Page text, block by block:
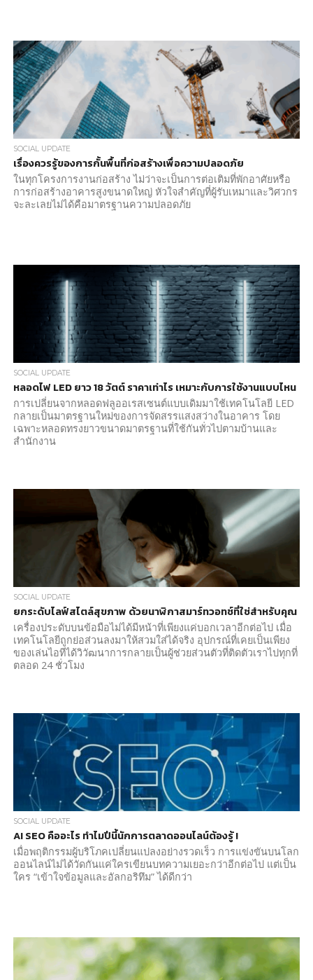
SOCIAL UPDATE
เรื่องควรรู้ของการกั้นพื้นที่ก่อสร้างเพื่อความปลอดภัย
ในทุกโครงการงานก่อสร้าง ไม่ว่าจะเป็นการต่อเติมที่พักอาศัยหรือ
การก่อสร้างอาคารสูงขนาดใหญ่ หัวใจสำคัญที่ผู้รับเหมาและวิศวกร
จะละเลยไม่ได้คือมาตรฐานความปลอดภัย
SOCIAL UPDATE
หลอดไฟ LED ยาว 18 วัตต์ ราคาเท่าไร เหมาะกับการใช้งานแบบไหน
การเปลี่ยนจากหลอดฟลูออเรสเซนต์แบบเดิมมาใช้เทคโนโลยี LED
กลายเป็นมาตรฐานใหม่ของการจัดสรรแสงสว่างในอาคาร โดย
เฉพาะหลอดทรงยาวขนาดมาตรฐานที่ใช้กันทั่วไปตามบ้านและ
สำนักงาน
SOCIAL UPDATE
ยกระดับไลฟ์สไตล์สุขภาพ ด้วยนาฬิกาสมาร์ทวอทช์ที่ใช่สำหรับคุณ
เครื่องประดับบนข้อมือไม่ได้มีหน้าที่เพียงแค่บอกเวลาอีกต่อไป เมื่อ
เทคโนโลยีถูกย่อส่วนลงมาให้สวมใส่ได้จริง อุปกรณ์ที่เคยเป็นเพียง
ของเล่นไอทีได้วิวัฒนาการกลายเป็นผู้ช่วยส่วนตัวที่ติดตัวเราไปทุกที่
ตลอด 24 ชั่วโมง
SOCIAL UPDATE
AI SEO คืออะไร ทำไมปีนี้นักการตลาดออนไลน์ต้องรู้ !
เมื่อพฤติกรรมผู้บริโภคเปลี่ยนแปลงอย่างรวดเร็ว การแข่งขันบนโลก
ออนไลน์ไม่ได้วัดกันแค่ใครเขียนบทความเยอะกว่าอีกต่อไป แต่เป็น
ใคร “เข้าใจข้อมูลและอัลกอริทึม” ได้ดีกว่า